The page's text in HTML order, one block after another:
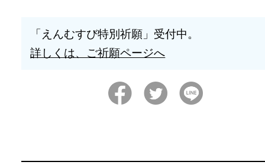
「えんむすび特別祈願」受付中。
詳しくは、ご祈願ページへ